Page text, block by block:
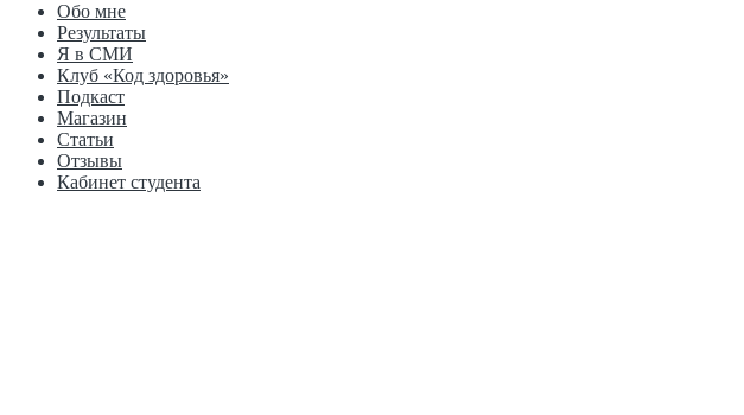
Обо мне
Результаты
Я в СМИ
Клуб «Код здоровья»
Подкаст
Магазин
Статьи
Отзывы
Кабинет студента